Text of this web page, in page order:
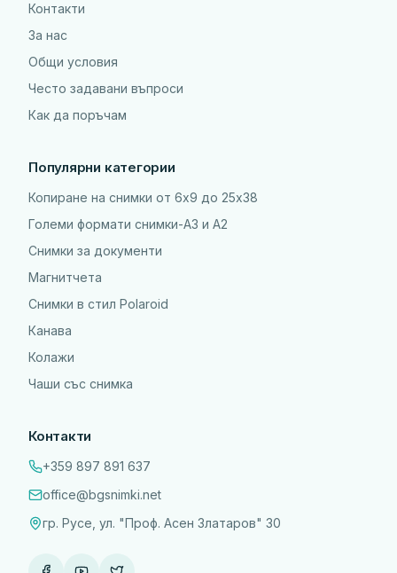
Контакти
За нас
Общи условия
Често задавани въпроси
Как да поръчам
Популярни категории
Копиране на снимки от 6x9 до 25х38
Големи формати снимки-А3 и А2
Снимки за документи
Магнитчета
Снимки в стил Polaroid
Канава
Колажи
Чаши със снимка
Контакти
+359 897 891 637
office@bgsnimki.net
гр. Русе, ул. "Проф. Асен Златаров" 30